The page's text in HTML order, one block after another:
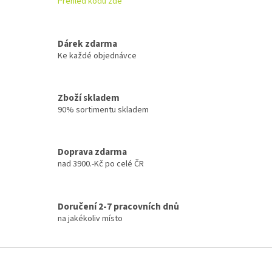
Dárek zdarma
Ke každé objednávce
Zboží skladem
90% sortimentu skladem
Doprava zdarma
nad 3900.-Kč po celé ČR
Doručení 2-7 pracovních dnů
na jakékoliv místo
Z